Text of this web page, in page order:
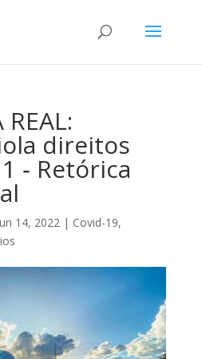
direitos
‑ Retórica
14, 2022| Covid-19,